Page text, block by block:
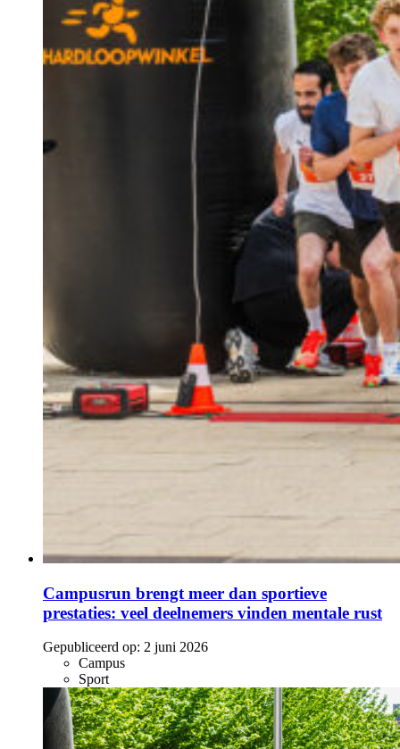
Campusrun brengt meer dan sportieve
prestaties: veel deelnemers vinden mentale rust
Gepubliceerd op: 2 juni 2026
Campus
Sport